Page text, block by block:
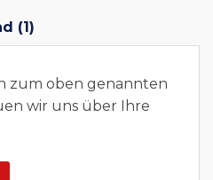
(1)
zum oben genannten
wir uns über Ihre